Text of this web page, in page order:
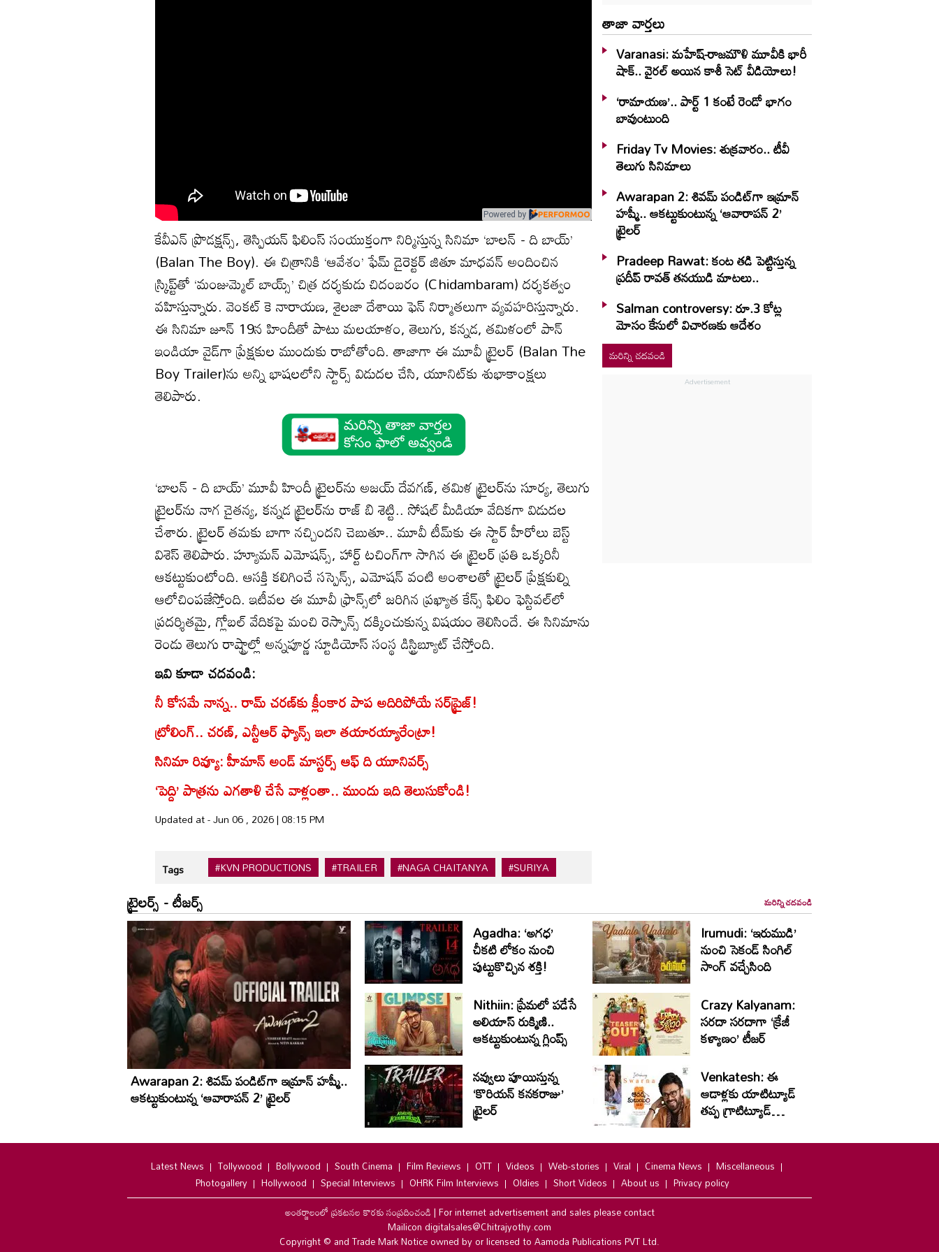
Powered by
కేవీఎన్ ప్రొడక్షన్స్, తెస్పియన్ ఫిలింస్ సంయుక్తంగా నిర్మిస్తున్న సినిమా ‘బాలన్ - ది బాయ్’
(Balan The Boy). ఈ చిత్రానికి ‘ఆవేశం’ ఫేమ్ డైరెక్టర్ జితూ మాధవన్ అందించిన
స్క్రిప్ట్‌తో ‘మంజుమ్మెల్ బాయ్స్’ చిత్ర దర్శకుడు చిదంబరం (Chidambaram) దర్శకత్వం
వహిస్తున్నారు. వెంకట్ కె నారాయణ, శైలజా దేశాయి ఫెన్ నిర్మాతలుగా వ్యవహరిస్తున్నారు.
ఈ సినిమా జూన్ 19న హిందీతో పాటు మలయాళం, తెలుగు, కన్నడ, తమిళంలో పాన్
ఇండియా వైడ్‌గా ప్రేక్షకుల ముందుకు రాబోతోంది. తాజాగా ఈ మూవీ ట్రైలర్‌ (Balan The
Boy Trailer)ను అన్ని భాషలలోని స్టార్స్ విడుదల చేసి, యూనిట్‌కు శుభాకాంక్షలు
తెలిపారు.
‘బాలన్ - ది బాయ్’ మూవీ హిందీ ట్రైలర్‌ను అజయ్ దేవగణ్, తమిళ ట్రైలర్‌ను సూర్య, తెలుగు
ట్రైలర్‌ను నాగ చైతన్య, కన్నడ ట్రైలర్‌ను రాజ్ బి శెట్టి.. సోషల్ మీడియా వేదికగా విడుదల
చేశారు. ట్రైలర్ తమకు బాగా నచ్చిందని చెబుతూ.. మూవీ టీమ్‌కు ఈ స్టార్ హీరోలు బెస్ట్
విశెస్ తెలిపారు. హ్యూమన్ ఎమోషన్స్, హార్ట్ టచింగ్‌గా సాగిన ఈ ట్రైలర్ ప్రతి ఒక్కరినీ
ఆకట్టుకుంటోంది. ఆసక్తి కలిగించే సస్పెన్స్, ఎమోషన్ వంటి అంశాలతో ట్రైలర్ ప్రేక్షకుల్ని
ఆలోచింపజేస్తోంది. ఇటీవల ఈ మూవీ ఫ్రాన్స్‌లో జరిగిన ప్రఖ్యాత కేన్స్ ఫిలిం ఫెస్టివల్‌లో
ప్రదర్శితమై, గ్లోబల్ వేదికపై మంచి రెస్పాన్స్ దక్కించుకున్న విషయం తెలిసిందే. ఈ సినిమాను
రెండు తెలుగు రాష్ట్రాల్లో అన్నపూర్ణ స్టూడియోస్ సంస్థ డిస్ట్రిబ్యూట్ చేస్తోంది.
ఇవి కూడా చదవండి:
నీ కోసమే నాన్న.. రామ్ చరణ్‌కు క్లీంకార పాప అదిరిపోయే సర్‌ప్రైజ్!
ట్రోలింగ్.. చరణ్, ఎన్టీఆర్ ఫ్యాన్స్ ఇలా తయారయ్యారేంట్రా!
సినిమా రివ్యూ: హీమాన్ అండ్‌ మాస్టర్స్ ఆఫ్ ది యూనివ‌ర్స్
‘పెద్ది’ పాత్రను ఎగతాళి చేసే వాళ్లంతా.. ముందు ఇది తెలుసుకోండి!
Updated at - Jun 06 , 2026 | 08:15 PM
Tags #KVN PRODUCTIONS #TRAILER #NAGA CHAITANYA #SURIYA
తాజా వార్తలు
Varanasi: మహేష్-రాజమౌళి మూవీకి భారీ
షాక్.. వైరల్ అయిన కాశీ సెట్ వీడియోలు!
‘రామాయణ’.. పార్ట్‌ 1 కంటే రెండో భాగం
బావుంటుంది
Friday Tv Movies: శుక్ర‌వారం.. టీవీ
తెలుగు సినిమాలు
Awarapan 2: శివమ్ పండిట్‌గా ఇమ్రాన్
హష్మీ.. ఆకట్టుకుంటున్న ‘ఆవారాపన్ 2’
ట్రైలర్
Pradeep Rawat: కంట తడి పెట్టిస్తున్న
ప్రదీప్ రావత్ తనయుడి మాటలు..
Salman controversy: రూ.3 కోట్ల
మోసం కేసులో విచారణకు ఆదేశం
మరిన్ని చదవండి
ట్రైలర్స్ - టీజర్స్ మరిన్ని చదవండి
Awarapan 2: శివమ్ పండిట్‌గా ఇమ్రాన్ హష్మీ..
ఆకట్టుకుంటున్న ‘ఆవారాపన్ 2’ ట్రైలర్
Agadha: ‘అగధ’
చీకటి లోకం నుంచి
పుట్టుకొచ్చిన శక్తి!
Irumudi: ‘ఇరుముడి’
నుంచి సెకండ్ సింగిల్
సాంగ్ వచ్చేసింది
Nithiin: ప్రేమలో పడేసే
అలియాస్ రుక్మిణి..
ఆకట్టుకుంటున్న గ్లింప్స్‌
Crazy Kalyanam:
సరదా సరదాగా ‘క్రేజీ
కళ్యాణం’ టీజర్
నవ్వులు పూయిస్తున్న
‘కొరియన్ కనకరాజు’
ట్రైలర్
Venkatesh: ఈ
ఆడాళ్లకు యాటిట్యూడ్
తప్ప గ్రాటిట్యూడ్
ఉండదు
Latest News Tollywood Bollywood South Cinema Film Reviews OTT Videos Web-stories Viral Cinema News
Miscellaneous
Photogallery
Hollywood Special Interviews OHRK Film Interviews Oldies Short Videos About us
Privacy policy
అంతర్జాలంలో ప్రకటనల కొరకు సంప్రదించండి|For internet advertisement and sales please contact
Mailicon digitalsales@Chitrajyothy.com
Copyright © and Trade Mark Notice owned by or licensed to Aamoda Publications PVT Ltd.